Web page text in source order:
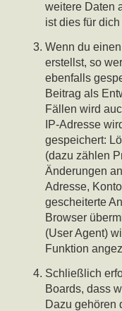
weitere Daten
ist dies für
Wenn du
erstellst, so
ebenfalls
Beitrag als
Fällen wird
IP-Adresse
gespeichert:
(dazu zählen
Änderungen
Adresse,
gescheiterte
Browser
(User Agent)
Funktion
Schließlich
Boards, dass
Dazu gehören